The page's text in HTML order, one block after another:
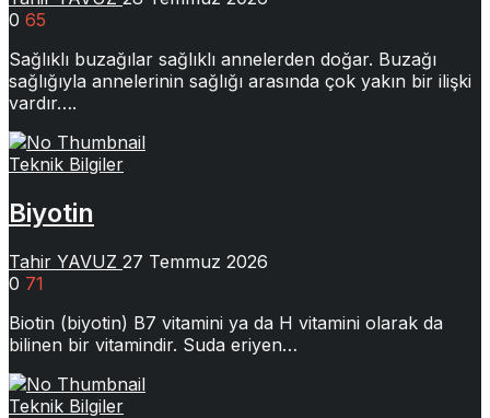
0 65
Sağlıklı buzağılar sağlıklı annelerden doğar. Buzağı
sağlığıyla annelerinin sağlığı arasında çok yakın bir ilişki
vardır….
Teknik Bilgiler
Biyotin
Tahir YAVUZ 27 Temmuz 2026
0 71
Biotin (biyotin) B7 vitamini ya da H vitamini olarak da
bilinen bir vitamindir. Suda eriyen…
Teknik Bilgiler